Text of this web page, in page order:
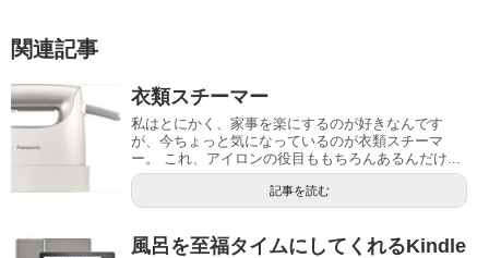
関連記事
衣類スチーマー
私はとにかく、家事を楽にするのが好きなんです
が、今ちょっと気になっているのが衣類スチーマ
ー。 これ、アイロンの役目ももちろんあるんだけ...
記事を読む
風呂を至福タイムにしてくれるKindle